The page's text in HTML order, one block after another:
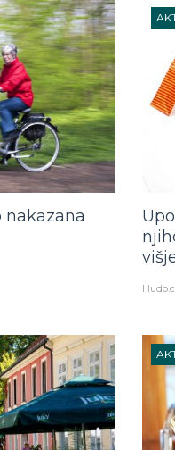
nakazana